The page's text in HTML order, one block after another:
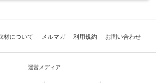
材について メルマガ 利用規約 お問い合わせ
運営メディア